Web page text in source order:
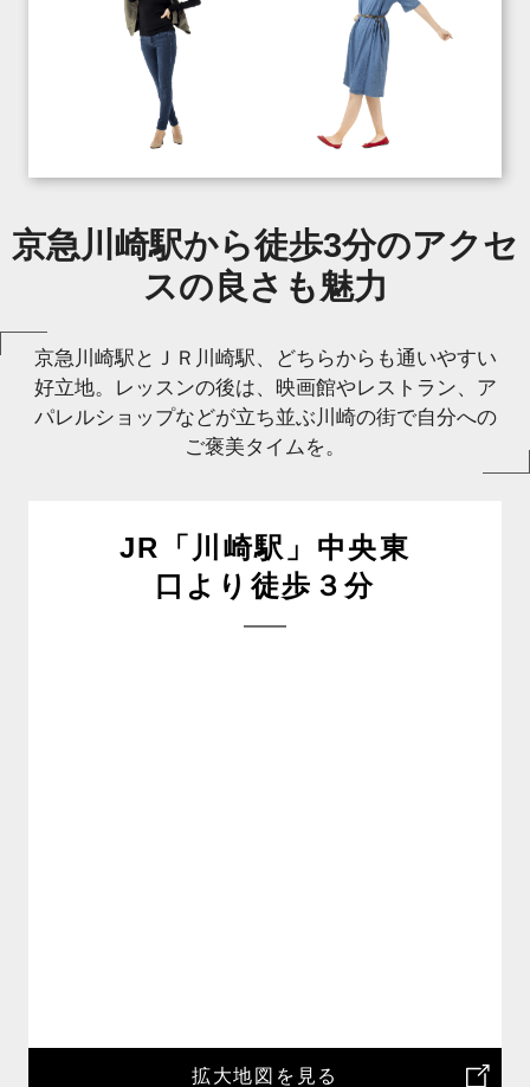
京急川崎駅から徒歩3分のアクセ
スの良さも魅力
京急川崎駅とＪＲ川崎駅、どちらからも通いやすい
好立地。レッスンの後は、映画館やレストラン、ア
パレルショップなどが立ち並ぶ川崎の街で自分への
ご褒美タイムを。
JR「川崎駅」中央東
口より徒歩３分
拡大地図を見る